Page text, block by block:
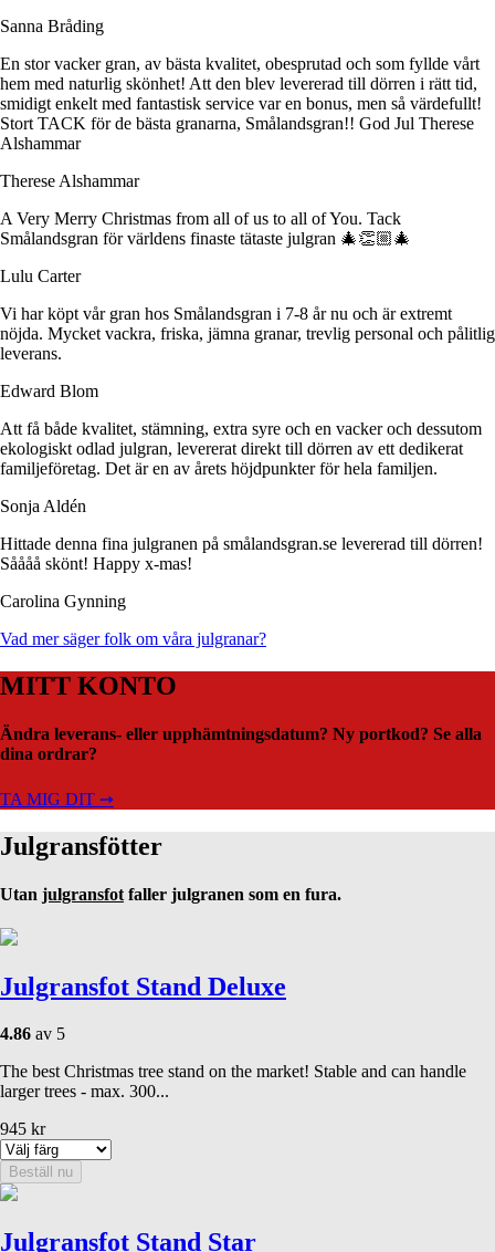
Sanna Bråding
En stor vacker gran, av bästa kvalitet, obesprutad och som fyllde vårt
hem med naturlig skönhet! Att den blev levererad till dörren i rätt tid,
smidigt enkelt med fantastisk service var en bonus, men så värdefullt!
Stort TACK för de bästa granarna, Smålandsgran!! God Jul Therese
Alshammar
Therese Alshammar
A Very Merry Christmas from all of us to all of You. Tack
Smålandsgran för världens finaste tätaste julgran 🎄👏🏼🎄
Lulu Carter
Vi har köpt vår gran hos Smålandsgran i 7-8 år nu och är extremt
nöjda. Mycket vackra, friska, jämna granar, trevlig personal och pålitlig
leverans.
Edward Blom
Att få både kvalitet, stämning, extra syre och en vacker och dessutom
ekologiskt odlad julgran, levererat direkt till dörren av ett dedikerat
familjeföretag. Det är en av årets höjdpunkter för hela familjen.
Sonja Aldén
Hittade denna fina julgranen på smålandsgran.se levererad till dörren!
Såååå skönt! Happy x-mas!
Carolina Gynning
Vad mer säger folk om våra julgranar?
MITT KONTO
Ändra leverans- eller upphämtningsdatum? Ny portkod? Se alla
dina ordrar?
TA MIG DIT ➙
Julgransfötter
Utan julgransfot faller julgranen som en fura.
Julgransfot Stand Deluxe
4.86 av 5
The best Christmas tree stand on the market! Stable and can handle
larger trees - max. 300...
945 kr
Beställ nu
Julgransfot Stand Star